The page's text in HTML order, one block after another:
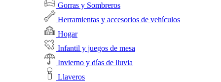
Gorras y Sombreros
Herramientas y accesorios de vehículos
Hogar
Infantil y juegos de mesa
Invierno y días de lluvia
Llaveros